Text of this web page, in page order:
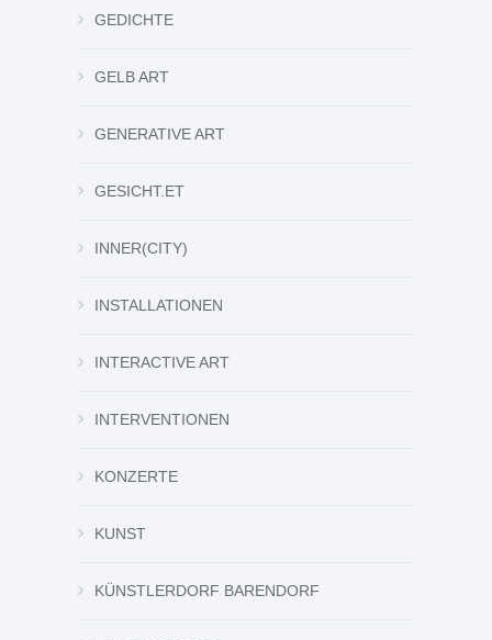
GEDICHTE
GELB ART
GENERATIVE ART
GESICHT.ET
INNER(CITY)
INSTALLATIONEN
INTERACTIVE ART
INTERVENTIONEN
KONZERTE
KUNST
KÜNSTLERDORF BARENDORF